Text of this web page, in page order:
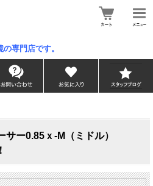
専門店です。
ー0.85ｘ-M（ミドル）